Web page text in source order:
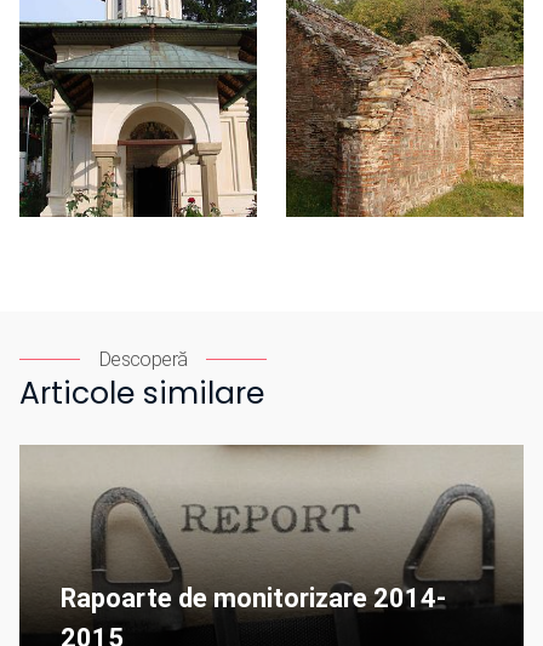
Descoperă
Articole similare
Rapoarte de monitorizare 2014-
2015